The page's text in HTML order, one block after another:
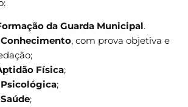
da Guarda Municipal.
Conhecimento, com prova objetiva e
Física;
;
;